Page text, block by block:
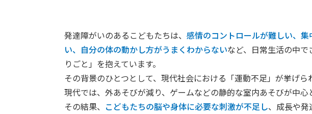
発達障がいのあるこどもたちは、 感情のコントロールが難しい、集
い、自分の体の動かし方がうまくわからないなど、日常生活の中で
りごと」を抱えています。
その背景のひとつとして、現代社会における「運動不足」が挙げら
現代では、外あそびが減り、ゲームなどの静的な室内あそびが中心
その結果、 こどもたちの脳や身体に必要な刺激が不足し、成長や発